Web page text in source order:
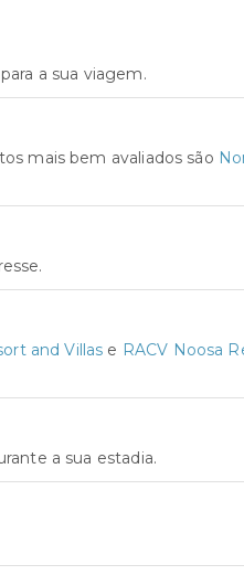
a sua viagem.
mais bem avaliados são
and Villas e RACV Noosa
a sua estadia.